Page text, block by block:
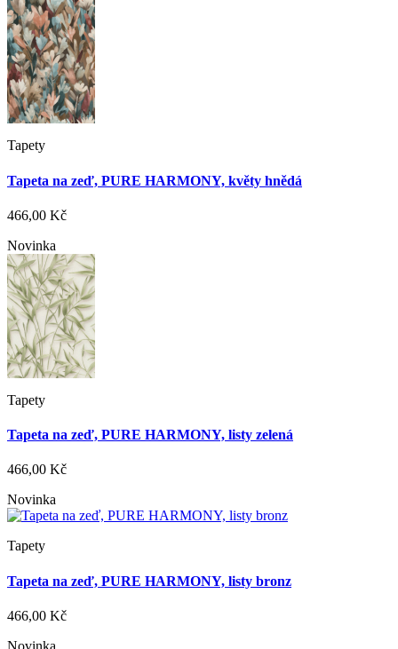
Tapety
Tapeta na zeď, PURE HARMONY, květy hnědá
466,00 Kč
Novinka
Tapety
Tapeta na zeď, PURE HARMONY, listy zelená
466,00 Kč
Novinka
Tapety
Tapeta na zeď, PURE HARMONY, listy bronz
466,00 Kč
Novinka